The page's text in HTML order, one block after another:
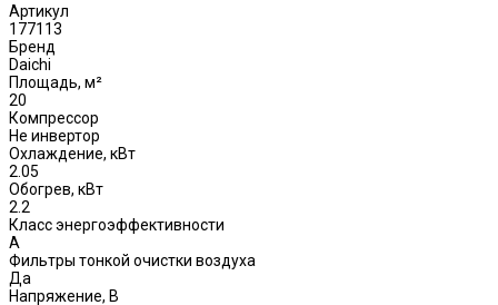
Артикул
177113
Бренд
Daichi
Площадь, м²
20
Компрессор
Не инвертор
Охлаждение, кВт
2.05
Обогрев, кВт
2.2
Класс энергоэффективности
A
Фильтры тонкой очистки воздуха
Да
Напряжение, В